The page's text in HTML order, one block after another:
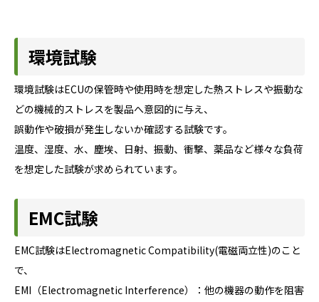
環境試験
環境試験はECUの保管時や使用時を想定した熱ストレスや振動な
どの機械的ストレスを製品へ意図的に与え、
誤動作や破損が発生しないか確認する試験です。
温度、湿度、水、塵埃、日射、振動、衝撃、薬品など様々な負荷
を想定した試験が求められています。
EMC試験
EMC試験はElectromagnetic Compatibility(電磁両立性)のこと
で、
EMI（Electromagnetic Interference）：他の機器の動作を阻害